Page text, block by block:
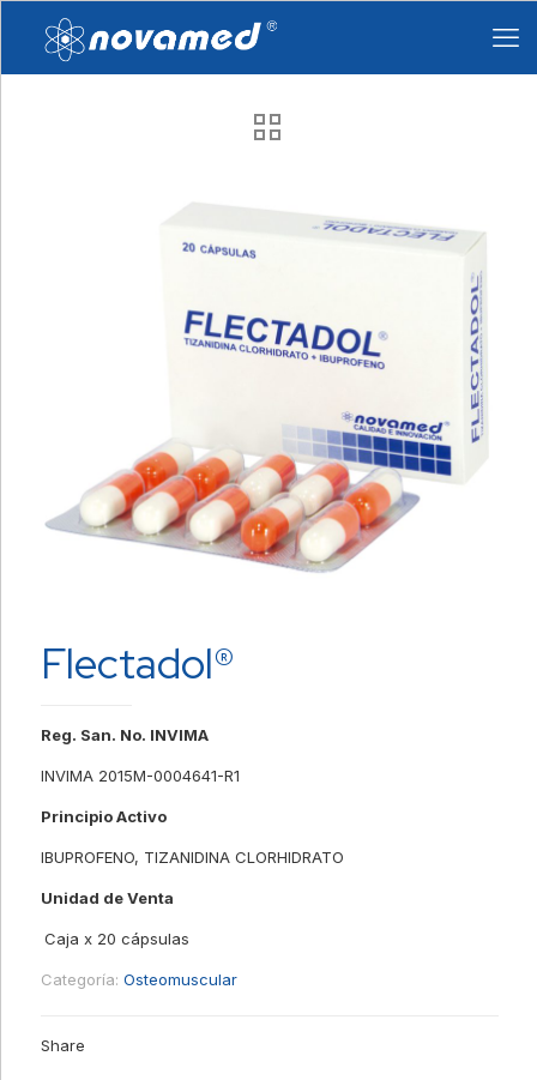
Flectadol®
Reg. San. No. INVIMA
INVIMA 2015M-0004641-R1
Principio Activo
IBUPROFENO, TIZANIDINA CLORHIDRATO
Unidad de Venta
Caja x 20 cápsulas
Categoría: Osteomuscular
Share